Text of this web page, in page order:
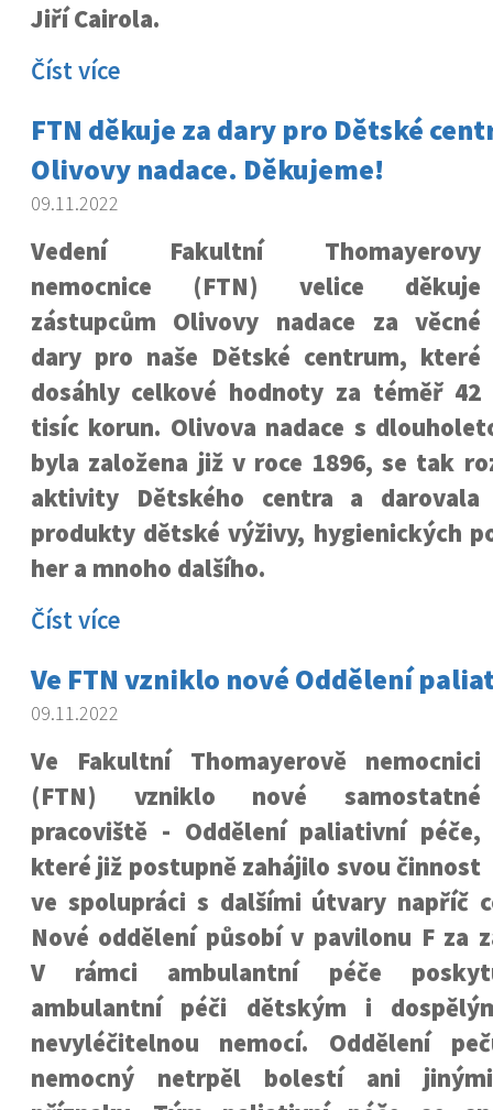
Jiří Cairola.
Číst více
FTN děkuje za dary pro Dětské
Olivovy nadace. Děkujeme!
09.11.2022
Vedení Fakultní Thomayerovy
nemocnice (FTN) velice děkuje
zástupcům Olivovy nadace za věcné
dary pro naše Dětské centrum, které
dosáhly celkové hodnoty za téměř 42
tisíc korun. Olivova nadace s
byla založena již v roce 1896, se tak
aktivity Dětského centra a darovala
produkty dětské výživy, hygienických
her a mnoho dalšího.
Číst více
Ve FTN vzniklo nové Oddělení
09.11.2022
Ve Fakultní Thomayerově nemocnici
(FTN) vzniklo nové samostatné
pracoviště - Oddělení paliativní péče,
které již postupně zahájilo svou činnost
ve spolupráci s dalšími útvary napříč
Nové oddělení působí v pavilonu F za
V rámci ambulantní péče
ambulantní péči dětským i
nevyléčitelnou nemocí. Oddělení
nemocný netrpěl bolestí ani